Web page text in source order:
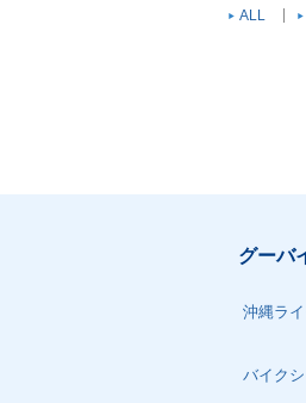
ALL
グーバ
沖縄ラ
バイク